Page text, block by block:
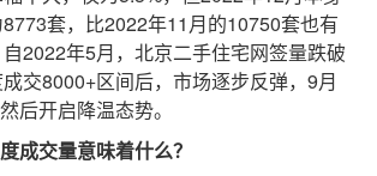
套，比2022年11月的10750套也有
2022年5月，北京二手住宅网签量跌破
交8000+区间后，市场逐步反弹，9月
后开启降温态势。
成交量意味着什么？